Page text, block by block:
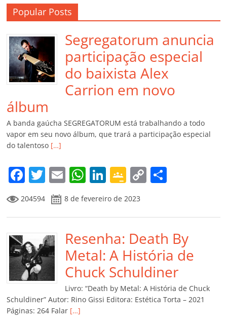
Popular Posts
Segregatorum anuncia
participação especial
do baixista Alex
Carrion em novo
álbum
A banda gaúcha SEGREGATORUM está trabalhando a todo
vapor em seu novo álbum, que trará a participação especial
do talentoso […]
F
a
c
e
b
o
o
k
T
w
itt
er
E
m
ai
l
W
at
s
A
p
p
Li
k
e
dI
n
G
o
o
gl
e
Cl
a
ss
ro
C
y
Li
n
k
p
ar
til
h
ar
204594 8 de fevereiro de 2023
Resenha: Death By
Metal: A História de
Chuck Schuldiner
Livro: “Death by Metal: A História de Chuck
Schuldiner” Autor: Rino Gissi Editora: Estética Torta – 2021
Páginas: 264 Falar […]